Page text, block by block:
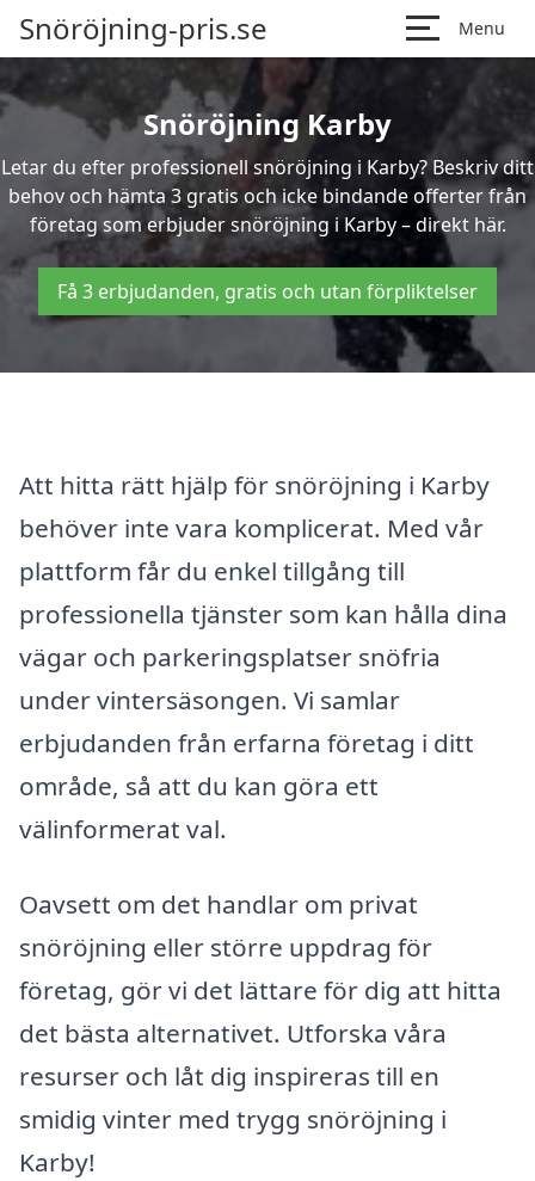
Snöröjning-pris.se Menu
Snöröjning Karby
Letar du efter professionell snöröjning i Karby? Beskriv ditt
behov och hämta 3 gratis och icke bindande offerter från
företag som erbjuder snöröjning i Karby – direkt här.
Få 3 erbjudanden, gratis och utan förpliktelser
Att hitta rätt hjälp för snöröjning i Karby
behöver inte vara komplicerat. Med vår
plattform får du enkel tillgång till
professionella tjänster som kan hålla dina
vägar och parkeringsplatser snöfria
under vintersäsongen. Vi samlar
erbjudanden från erfarna företag i ditt
område, så att du kan göra ett
välinformerat val.
Oavsett om det handlar om privat
snöröjning eller större uppdrag för
företag, gör vi det lättare för dig att hitta
det bästa alternativet. Utforska våra
resurser och låt dig inspireras till en
smidig vinter med trygg snöröjning i
Karby!